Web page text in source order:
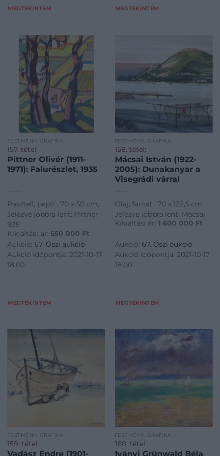
MEGTEKINTEM MEGTEKINTEM
FESTMÉNY, GRAFIKA
157. tétel:
Pittner Olivér (1911-
1971): Falurészlet, 1935
Pasztell, papír , 70 x 50 cm,
Jelezve jobbra lent: Pittner
935
Kikiáltási ár: 550 000 Ft
Aukció: 67. Őszi aukció
Aukció időpontja: 2021-10-17
18:00
MEGTEKINTEM
FESTMÉNY, GRAFIKA
158. tétel:
Mácsai István (1922-
2005): Dunakanyar a
Visegrádi várral
Olaj, farost , 70 x 122,5 cm,
Jelezve jobbra lent: Mácsai
Kikiáltási ár: 1 600 000 Ft
Aukció: 67. Őszi aukció
Aukció időpontja: 2021-10-17
18:00
MEGTEKINTEM
FESTMÉNY, GRAFIKA
159. tétel:
Vadász Endre (1901-
FESTMÉNY, GRAFIKA
160. tétel:
Iványi Grünwald Béla